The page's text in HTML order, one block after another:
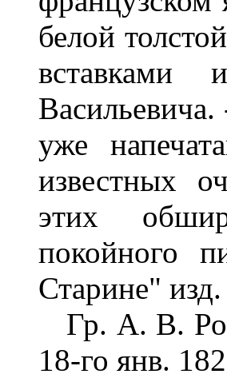
белой
вставками
уже
известных
этих
покойного
Старине"
Гр. A. В.
18-го янв.